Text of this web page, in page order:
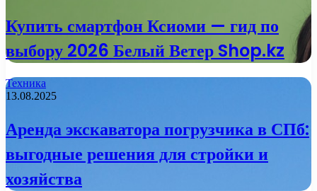
Купить смартфон Ксиоми — гид по
выбору 2026 Белый Ветер Shop.kz
Техника
13.08.2025
Аренда экскаватора погрузчика в СПб:
выгодные решения для стройки и
хозяйства